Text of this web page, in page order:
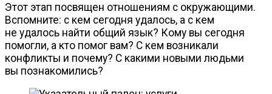
Этот этап посвящен отношениям с окружающими.
Вспомните: с кем сегодня удалось, а с кем
не удалось найти общий язык? Кому вы сегодня
помогли, а кто помог вам? С кем возникали
конфликты и почему? С какими новыми людьми
вы познакомились?